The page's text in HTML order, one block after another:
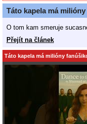
Táto kapela má
O tom kam smeruje
Přejít na článek
Táto kapela má milióny